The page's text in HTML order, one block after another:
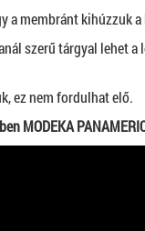
a membránt kihúzzuk
szerű tárgyal lehet
ez nem fordulhat elő.
MODEKA